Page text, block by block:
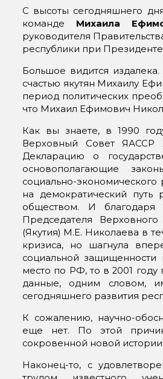
С высоты сегодняшнего
команде Михаила
руководителя
республики при
Большое видится
счастью якутян Михаилу
период политических
что Михаил Ефимович
Как вы знаете, в 1990
Верховный Совет ЯАССР
Декларацию о
основополагающие
социально-
на демократический путь
обществом. И благодаря
Председателя
(Якутия) М.Е. Николаева в
кризиса, но шагнула
социальной защищенности
место по РФ, то в 2001 году
данные, одним словом,
сегодняшнего развития
К сожалению, научно-
еще нет. По этой
сокровенной новой
Наконец-то, с